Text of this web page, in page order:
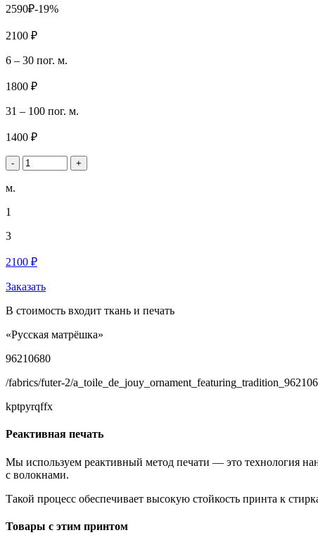
2590₽-19%
2100 ₽
6 – 30 пог. м.
1800 ₽
31 – 100 пог. м.
1400 ₽
- +
м.
1
3
2100 ₽
Заказать
В стоимость входит ткань и печать
«Русская матрёшка»
96210680
/fabrics/futer-2/
kptpyrqffx
Реактивная печать
Мы используем реактивный метод печати — это технология
с волокнами.
Такой процесс обеспечивает высокую стойкость принта к
Товары с этим принтом